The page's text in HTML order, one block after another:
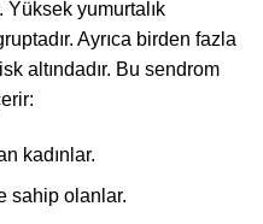
Yüksek yumurtalık
Ayrıca birden fazla
altındadır. Bu sendrom
kadınlar.
sahip olanlar.